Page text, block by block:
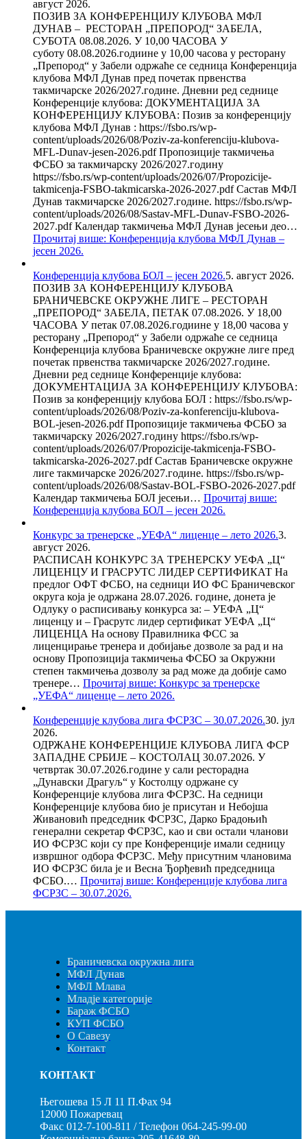
август 2026.
ПОЗИВ ЗА КОНФЕРЕНЦИЈУ КЛУБОВА МФЛ
ДУНАВ – РЕСТОРАН „ПРЕПОРОД“ ЗАБЕЛА,
СУБОТА 08.08.2026. У 10,00 ЧАСОВА У
суботу 08.08.2026.годиине у 10,00 часова у ресторану
„Препород“ у Забели одржаће се седница Конференција
клубова МФЛ Дунав пред почетак првенства
такмичарске 2026/2027.године. Дневни ред седнице
Конференције клубова: ДОКУМЕНТАЦИЈА ЗА
КОНФЕРЕНЦИЈУ КЛУБОВА: Позив за конференцију
клубова МФЛ Дунав : https://fsbo.rs/wp-
content/uploads/2026/08/Poziv-za-konferenciju-klubova-
MFL-Dunav-jesen-2026.pdf Пропозиције такмичења
ФСБО за такмичарску 2026/2027.годину
https://fsbo.rs/wp-content/uploads/2026/07/Propozicije-
takmicenja-FSBO-takmicarska-2026-2027.pdf Састав МФЛ
Дунав такмичарске 2026/2027.године. https://fsbo.rs/wp-
content/uploads/2026/08/Sastav-MFL-Dunav-FSBO-2026-
2027.pdf Календар такмичења МФЛ Дунав јесењи део…
Прочитај више: Конференција клубова МФЛ Дунав –
јесен 2026.
Конференција клубова БОЛ – јесен 2026.5. август 2026.
ПОЗИВ ЗА КОНФЕРЕНЦИЈУ КЛУБОВА
БРАНИЧЕВСКЕ ОКРУЖНЕ ЛИГЕ – РЕСТОРАН
„ПРЕПОРОД“ ЗАБЕЛА, ПЕТАК 07.08.2026. У 18,00
ЧАСОВА У петак 07.08.2026.годиине у 18,00 часова у
ресторану „Препород“ у Забели одржаће се седница
Конференција клубова Браничевске окружне лиге пред
почетак првенства такмичарске 2026/2027.године.
Дневни ред седнице Конференције клубова:
ДОКУМЕНТАЦИЈА ЗА КОНФЕРЕНЦИЈУ КЛУБОВА:
Позив за конференцију клубова БОЛ : https://fsbo.rs/wp-
content/uploads/2026/08/Poziv-za-konferenciju-klubova-
BOL-jesen-2026.pdf Пропозиције такмичења ФСБО за
такмичарску 2026/2027.годину https://fsbo.rs/wp-
content/uploads/2026/07/Propozicije-takmicenja-FSBO-
takmicarska-2026-2027.pdf Састав Браничевске окружне
лиге такмичарске 2026/2027.године. https://fsbo.rs/wp-
content/uploads/2026/08/Sastav-BOL-FSBO-2026-2027.pdf
Календар такмичења БОЛ јесењи… Прочитај више:
Конференција клубова БОЛ – јесен 2026.
Конкурс за тренерске „УЕФА“ лиценце – лето 2026.3.
август 2026.
РАСПИСАН КОНКУРС ЗА ТРЕНЕРСКУ УЕФА „Ц“
ЛИЦЕНЦУ И ГРАСРУТС ЛИДЕР СЕРТИФИКАТ На
предлог ОФТ ФСБО, на седници ИО ФС Браничевског
округа која је одржана 28.07.2026. године, донета је
Одлуку о расписивању конкурса за: – УЕФА „Ц“
лиценцу и – Грасрутс лидер сертификат УЕФА „Ц“
ЛИЦЕНЦА На основу Правилника ФСС за
лиценцирање тренера и добијање дозволе за рад и на
основу Пропозиција такмичења ФСБО за Окружни
степен такмичења дозволу за рад може да добије само
тренере… Прочитај више: Конкурс за тренерске
„УЕФА“ лиценце – лето 2026.
Конференције клубова лига ФСРЗС – 30.07.2026.30. јул
2026.
ОДРЖАНЕ КОНФЕРЕНЦИЈЕ КЛУБОВА ЛИГА ФСР
ЗАПАДНЕ СРБИЈЕ – КОСТОЛАЦ 30.07.2026. У
четвртак 30.07.2026.године у сали ресторадна
„Дунавски Драгуљ“ у Костолцу одржане су
Конференције клубова лига ФСРЗС. На седници
Конференције клубова био је присутан и Небојша
Живановић председник ФСРЗС, Дарко Брадоњић
генерални секретар ФСРЗС, као и сви остали чланови
ИО ФСРЗС који су пре Конференције имали седницу
извршног одбора ФСРЗС. Међу присутним члановима
ИО ФСРЗС била је и Весна Ђорђевић председница
ФСБО.… Прочитај више: Конференције клубова лига
ФСРЗС – 30.07.2026.
Браничевска окружна лига
МФЛ Дунав
МФЛ Млава
Младје категорије
Бараж ФСБО
КУП ФСБО
О Савезу
Контакт
КОНТАКТ
Његошева 15 Л 11 П.Фах 94
12000 Пожаревац
Факс 012-7-100-811 / Телефон 064-245-99-00